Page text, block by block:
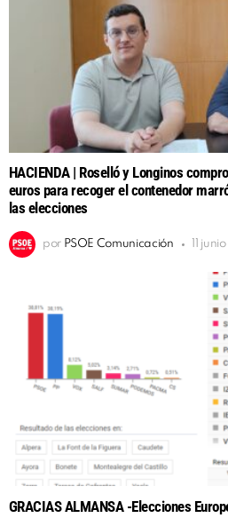
HACIENDA | Roselló y Longinos
euros para recoger el contenedor
las elecciones
por PSOE Comunicación 11
GRACIAS ALMANSA -Elecciones